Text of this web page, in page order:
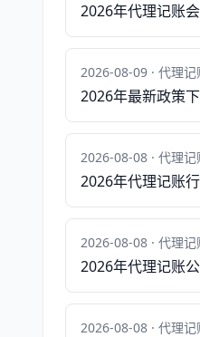
2026年代理记账
2026-08-09 · 代理记
2026年最新政策
2026-08-08 · 代理记
2026年代理记账
2026-08-08 · 代理记
2026年代理记账
2026-08-08 · 代理记